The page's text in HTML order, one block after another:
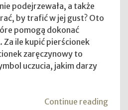
podejrzewała, a także
by trafić w jej gust? Oto
pomogą dokonać
Za ile kupić pierścionek
zaręczynowy to
uczucia, jakim darzy
Continue reading"Jak